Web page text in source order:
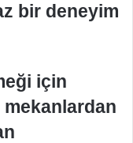
bir deneyim
için